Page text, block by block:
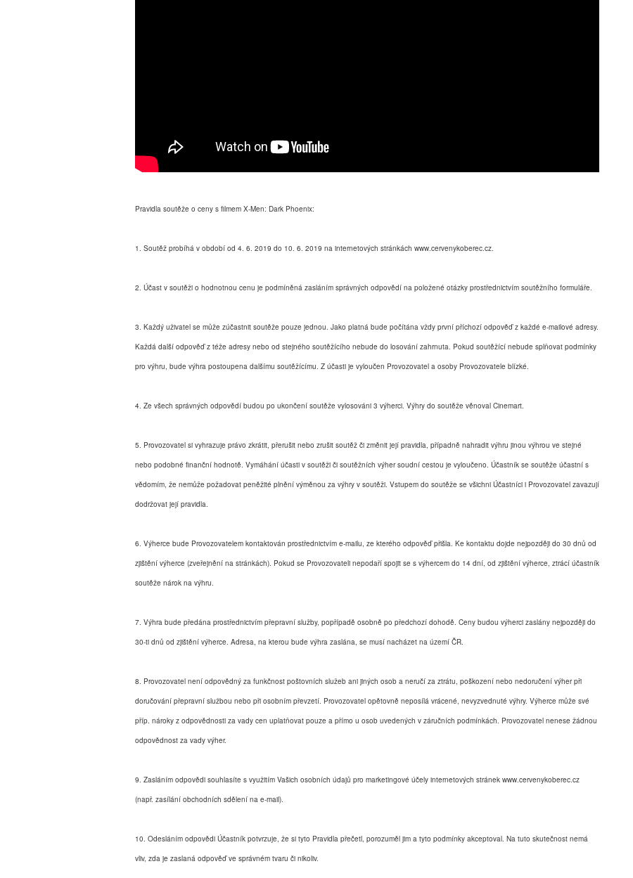
Pravidla soutěže o ceny s filmem X-Men: Dark Phoenix:
1. Soutěž probíhá v období od 4. 6. 2019 do 10. 6. 2019 na internetových stránkách www.cervenykoberec.cz.
2. Účast v soutěži o hodnotnou cenu je podmíněná zasláním správných odpovědí na položené otázky prostřednictvím soutěžního formuláře.
3. Každý uživatel se může zúčastnit soutěže pouze jednou. Jako platná bude počítána vždy první příchozí odpověď z každé e-mailové adresy.
Každá další odpověď z téže adresy nebo od stejného soutěžícího nebude do losování zahrnuta. Pokud soutěžící nebude splňovat podmínky
pro výhru, bude výhra postoupena dalšímu soutěžícímu. Z účasti je vyloučen Provozovatel a osoby Provozovatele blízké.
4. Ze všech správných odpovědí budou po ukončení soutěže vylosováni 3 výherci. Výhry do soutěže věnoval Cinemart.
5. Provozovatel si vyhrazuje právo zkrátit, přerušit nebo zrušit soutěž či změnit její pravidla, případně nahradit výhru jinou výhrou ve stejné
nebo podobné finanční hodnotě. Vymáhání účasti v soutěži či soutěžních výher soudní cestou je vyloučeno. Účastník se soutěže účastní s
vědomím, že nemůže požadovat peněžité plnění výměnou za výhry v soutěži. Vstupem do soutěže se všichni Účastníci i Provozovatel zavazují
dodržovat její pravidla.
6. Výherce bude Provozovatelem kontaktován prostřednictvím e-mailu, ze kterého odpověď přišla. Ke kontaktu dojde nejpozději do 30 dnů od
zjištění výherce (zveřejnění na stránkách). Pokud se Provozovateli nepodaří spojit se s výhercem do 14 dní, od zjištění výherce, ztrácí účastník
soutěže nárok na výhru.
7. Výhra bude předána prostřednictvím přepravní služby, popřípadě osobně po předchozí dohodě. Ceny budou výherci zaslány nejpozději do
30-ti dnů od zjištění výherce. Adresa, na kterou bude výhra zaslána, se musí nacházet na území ČR.
8. Provozovatel není odpovědný za funkčnost poštovních služeb ani jiných osob a neručí za ztrátu, poškození nebo nedoručení výher při
doručování přepravní službou nebo při osobním převzetí. Provozovatel opětovně neposílá vrácené, nevyzvednuté výhry. Výherce může své
příp. nároky z odpovědnosti za vady cen uplatňovat pouze a přímo u osob uvedených v záručních podmínkách. Provozovatel nenese žádnou
odpovědnost za vady výher.
9. Zasláním odpovědi souhlasíte s využitím Vašich osobních údajů pro marketingové účely internetových stránek www.cervenykoberec.cz
(např. zasílání obchodních sdělení na e-mail).
10. Odesláním odpovědi Účastník potvrzuje, že si tyto Pravidla přečetl, porozuměl jim a tyto podmínky akceptoval. Na tuto skutečnost nemá
vliv, zda je zaslaná odpověď ve správném tvaru či nikoliv.